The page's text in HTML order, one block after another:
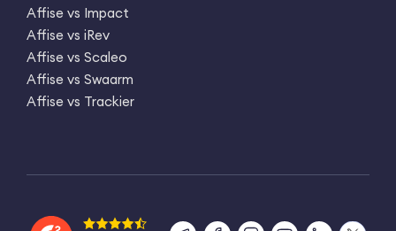
Affise vs Impact
Affise vs iRev
Affise vs Scaleo
Affise vs Swaarm
Affise vs Trackier